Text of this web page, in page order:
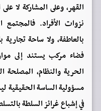
القهر، وعلى المشاركة لا
نزوات الأفراد.
بالعاطفة، ولا ساحة
فضاء مركب يستند إلى
الحرية والنظام، المصلحة
مسؤولية الساسة الحقيقية
في إشباع غرائز السلطة